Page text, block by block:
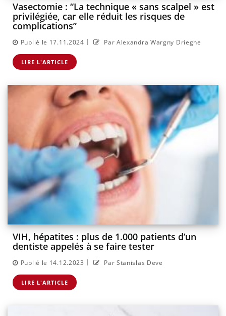
Vasectomie : “La technique « sans scalpel » est
privilégiée, car elle réduit les risques de
complications”
Publié le 17.11.2024 | Par Alexandra Wargny Drieghe
LIRE L'ARTICLE
VIH, hépatites : plus de 1.000 patients d’un
dentiste appelés à se faire tester
Publié le 14.12.2023 | Par Stanislas Deve
LIRE L'ARTICLE